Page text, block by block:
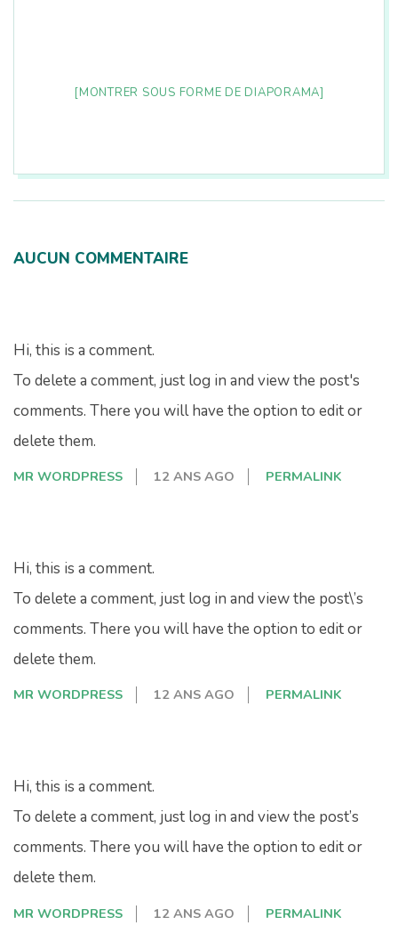
[MONTRER SOUS FORME DE DIAPORAMA]
09
AUCUN COMMENTAIRE
Hi, this is a comment.
To delete a comment, just log in and view the post's
comments. There you will have the option to edit or
delete them.
MR WORDPRESS 12 ANS AGO PERMALINK
Hi, this is a comment.
To delete a comment, just log in and view the post\’s
comments. There you will have the option to edit or
delete them.
MR WORDPRESS 12 ANS AGO PERMALINK
Hi, this is a comment.
To delete a comment, just log in and view the post’s
comments. There you will have the option to edit or
delete them.
MR WORDPRESS 12 ANS AGO PERMALINK